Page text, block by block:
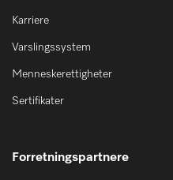
Karriere
Varslingssystem
Menneskerettigheter
Sertifikater
Forretningspartnere